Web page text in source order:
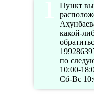
Пункт
какой-
по
10:00-
Сб-Вс